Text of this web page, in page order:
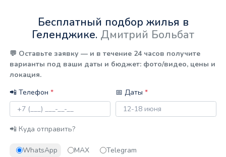
Бесплатный подбор жилья в
Геленджике. Дмитрий Больбат
💬 Оставьте заявку — и в течение 24 часов получите
варианты под ваши даты и бюджет: фото/видео, цены и
локация.
📲 Телефон * 📅 Даты*
📲 Куда отправить?
WhatsApp MAX
Telegram